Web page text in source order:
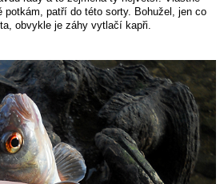
patří do této sorty. Bohužel, jen co
obvykle je záhy vytlačí kapři.